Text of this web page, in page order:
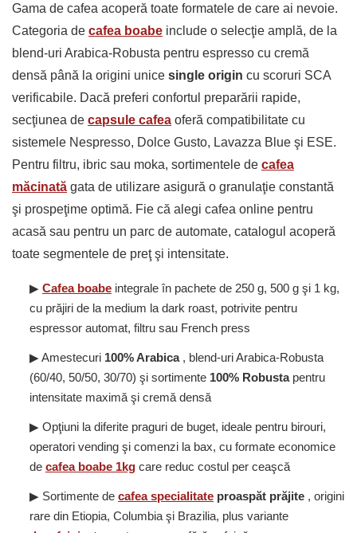
Gama de cafea acoperă toate formatele de care ai nevoie.
Categoria de cafea boabe include o selecţie amplă, de la
blend-uri Arabica-Robusta pentru espresso cu cremă
densă până la origini unice single origin cu scoruri SCA
verificabile. Dacă preferi confortul preparării rapide,
secţiunea de capsule cafea oferă compatibilitate cu
sistemele Nespresso, Dolce Gusto, Lavazza Blue şi ESE.
Pentru filtru, ibric sau moka, sortimentele de cafea
măcinată gata de utilizare asigură o granulaţie constantă
şi prospeţime optimă. Fie că alegi cafea online pentru
acasă sau pentru un parc de automate, catalogul acoperă
toate segmentele de preţ şi intensitate.
▶ Cafea boabe integrale în pachete de 250 g, 500 g şi 1 kg,
cu prăjiri de la medium la dark roast, potrivite pentru
espressor automat, filtru sau French press
▶ Amestecuri 100% Arabica, blend-uri Arabica-Robusta
(60/40, 50/50, 30/70) şi sortimente 100% Robustapentru
intensitate maximă şi cremă densă
▶ Opţiuni la diferite praguri de buget, ideale pentru birouri,
operatori vending şi comenzi la bax, cu formate economice
de cafea boabe 1kg care reduc costul per ceaşcă
▶ Sortimente de cafea specialitate proaspăt prăjite , origini
rare din Etiopia, Columbia şi Brazilia, plus variante